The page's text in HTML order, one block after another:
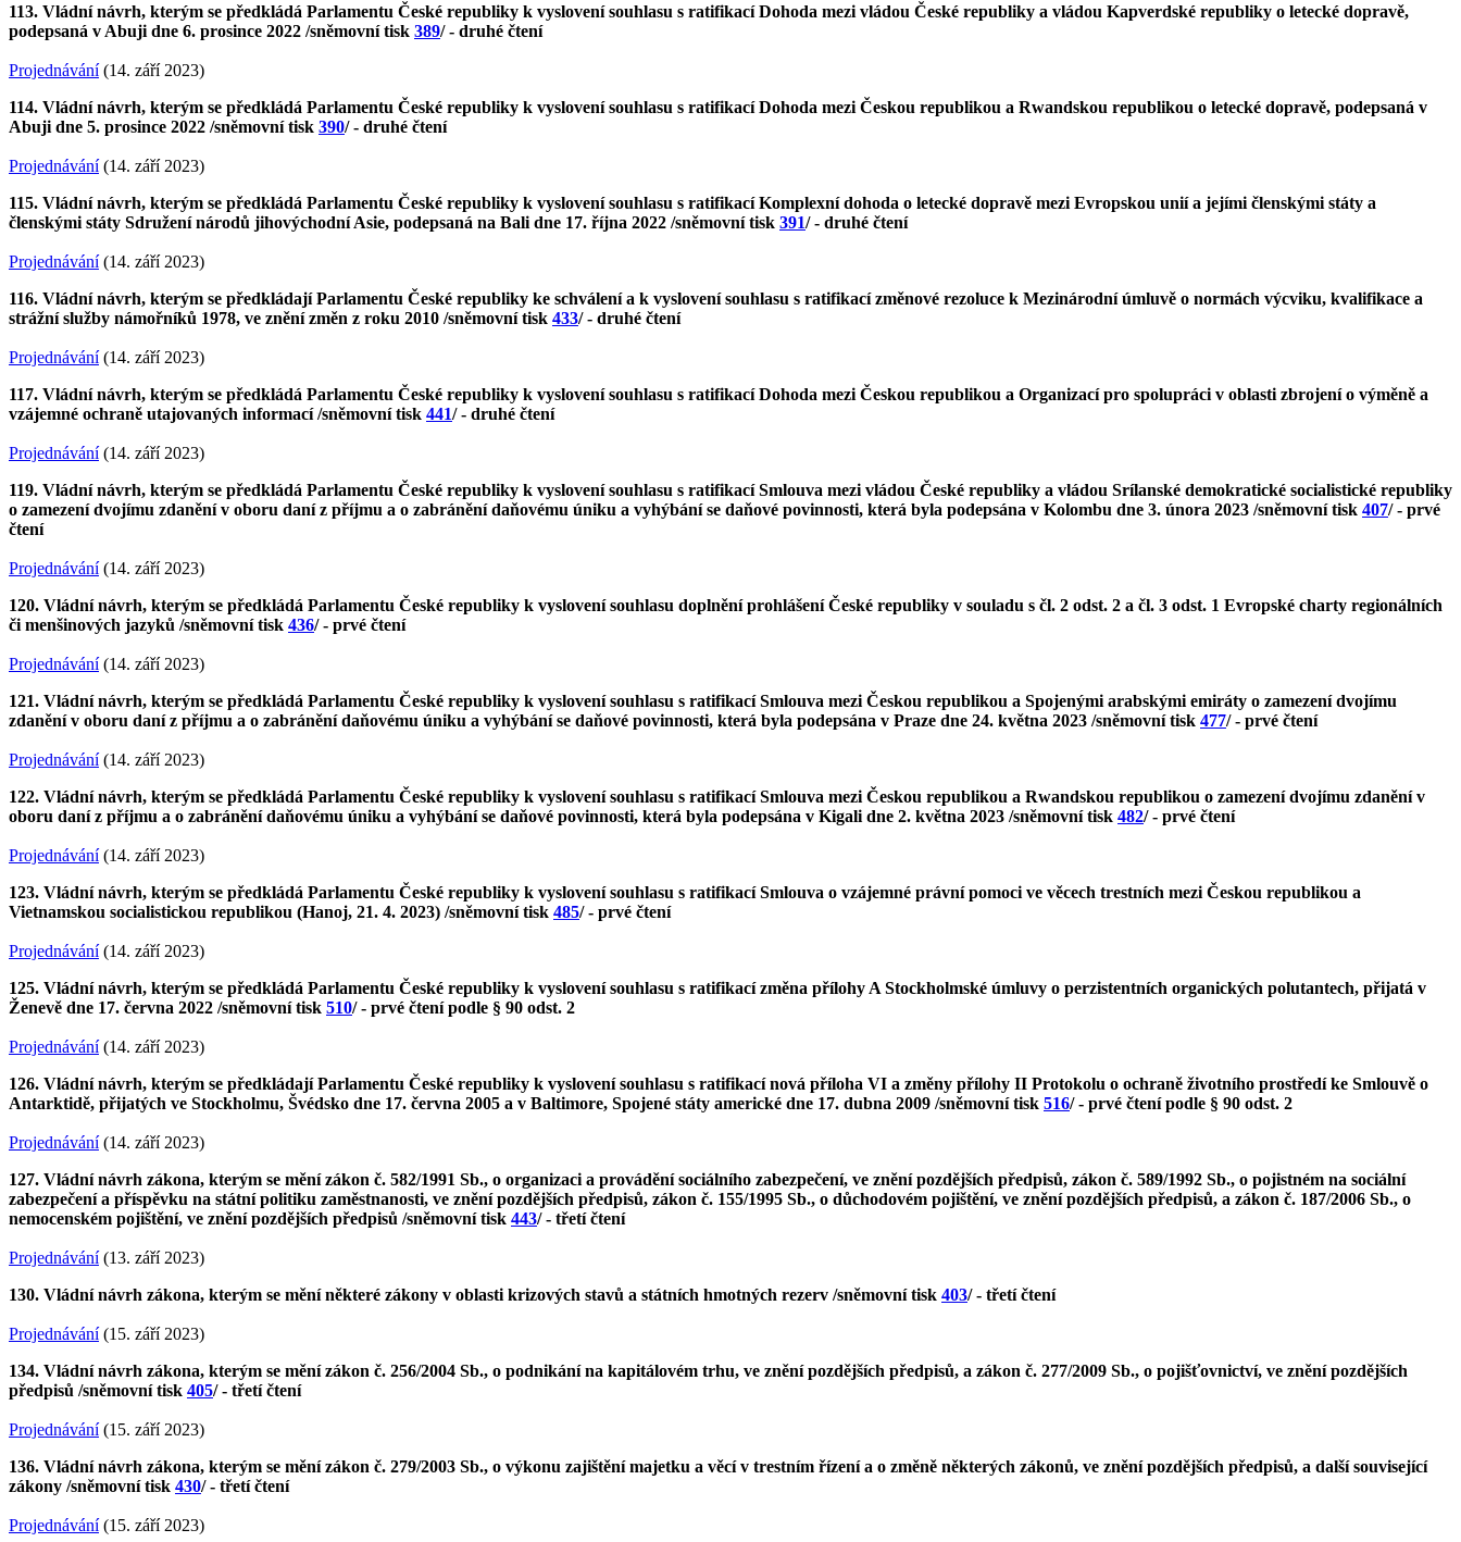
113. Vládní návrh, kterým se předkládá Parlamentu České republiky k vyslovení souhlasu s ratifikací Dohoda mezi vládou České republiky a vládou Kapverdské republiky o letecké dopravě,
podepsaná v Abuji dne 6. prosince 2022 /sněmovní tisk 389/ - druhé čtení
Projednávání(14. září 2023)
114. Vládní návrh, kterým se předkládá Parlamentu České republiky k vyslovení souhlasu s ratifikací Dohoda mezi Českou republikou a Rwandskou republikou o letecké dopravě, podepsaná v
Abuji dne 5. prosince 2022 /sněmovní tisk 390/ - druhé čtení
Projednávání(14. září 2023)
115. Vládní návrh, kterým se předkládá Parlamentu České republiky k vyslovení souhlasu s ratifikací Komplexní dohoda o letecké dopravě mezi Evropskou unií a jejími členskými státy a
členskými státy Sdružení národů jihovýchodní Asie, podepsaná na Bali dne 17. října 2022 /sněmovní tisk 391/ - druhé čtení
Projednávání(14. září 2023)
116. Vládní návrh, kterým se předkládají Parlamentu České republiky ke schválení a k vyslovení souhlasu s ratifikací změnové rezoluce k Mezinárodní úmluvě o normách výcviku, kvalifikace a
strážní služby námořníků 1978, ve znění změn z roku 2010 /sněmovní tisk 433/ - druhé čtení
Projednávání(14. září 2023)
117. Vládní návrh, kterým se předkládá Parlamentu České republiky k vyslovení souhlasu s ratifikací Dohoda mezi Českou republikou a Organizací pro spolupráci v oblasti zbrojení o výměně a
vzájemné ochraně utajovaných informací /sněmovní tisk 441/ - druhé čtení
Projednávání(14. září 2023)
119. Vládní návrh, kterým se předkládá Parlamentu České republiky k vyslovení souhlasu s ratifikací Smlouva mezi vládou České republiky a vládou Srílanské demokratické socialistické republiky
o zamezení dvojímu zdanění v oboru daní z příjmu a o zabránění daňovému úniku a vyhýbání se daňové povinnosti, která byla podepsána v Kolombu dne 3. února 2023 /sněmovní tisk 407/ - prvé
čtení
Projednávání(14. září 2023)
120. Vládní návrh, kterým se předkládá Parlamentu České republiky k vyslovení souhlasu doplnění prohlášení České republiky v souladu s čl. 2 odst. 2 a čl. 3 odst. 1 Evropské charty regionálních
či menšinových jazyků /sněmovní tisk 436/ - prvé čtení
Projednávání(14. září 2023)
121. Vládní návrh, kterým se předkládá Parlamentu České republiky k vyslovení souhlasu s ratifikací Smlouva mezi Českou republikou a Spojenými arabskými emiráty o zamezení dvojímu
zdanění v oboru daní z příjmu a o zabránění daňovému úniku a vyhýbání se daňové povinnosti, která byla podepsána v Praze dne 24. května 2023 /sněmovní tisk 477/ - prvé čtení
Projednávání(14. září 2023)
122. Vládní návrh, kterým se předkládá Parlamentu České republiky k vyslovení souhlasu s ratifikací Smlouva mezi Českou republikou a Rwandskou republikou o zamezení dvojímu zdanění v
oboru daní z příjmu a o zabránění daňovému úniku a vyhýbání se daňové povinnosti, která byla podepsána v Kigali dne 2. května 2023 /sněmovní tisk 482/ - prvé čtení
Projednávání(14. září 2023)
123. Vládní návrh, kterým se předkládá Parlamentu České republiky k vyslovení souhlasu s ratifikací Smlouva o vzájemné právní pomoci ve věcech trestních mezi Českou republikou a
Vietnamskou socialistickou republikou (Hanoj, 21. 4. 2023) /sněmovní tisk 485/ - prvé čtení
Projednávání(14. září 2023)
125. Vládní návrh, kterým se předkládá Parlamentu České republiky k vyslovení souhlasu s ratifikací změna přílohy A Stockholmské úmluvy o perzistentních organických polutantech, přijatá v
Ženevě dne 17. června 2022 /sněmovní tisk 510/ - prvé čtení podle § 90 odst. 2
Projednávání(14. září 2023)
126. Vládní návrh, kterým se předkládají Parlamentu České republiky k vyslovení souhlasu s ratifikací nová příloha VI a změny přílohy II Protokolu o ochraně životního prostředí ke Smlouvě o
Antarktidě, přijatých ve Stockholmu, Švédsko dne 17. června 2005 a v Baltimore, Spojené státy americké dne 17. dubna 2009 /sněmovní tisk 516/ - prvé čtení podle § 90 odst. 2
Projednávání(14. září 2023)
127. Vládní návrh zákona, kterým se mění zákon č. 582/1991 Sb., o organizaci a provádění sociálního zabezpečení, ve znění pozdějších předpisů, zákon č. 589/1992 Sb., o pojistném na sociální
zabezpečení a příspěvku na státní politiku zaměstnanosti, ve znění pozdějších předpisů, zákon č. 155/1995 Sb., o důchodovém pojištění, ve znění pozdějších předpisů, a zákon č. 187/2006 Sb., o
nemocenském pojištění, ve znění pozdějších předpisů /sněmovní tisk 443/ - třetí čtení
Projednávání(13. září 2023)
130. Vládní návrh zákona, kterým se mění některé zákony v oblasti krizových stavů a státních hmotných rezerv /sněmovní tisk 403/ - třetí čtení
Projednávání(15. září 2023)
134. Vládní návrh zákona, kterým se mění zákon č. 256/2004 Sb., o podnikání na kapitálovém trhu, ve znění pozdějších předpisů, a zákon č. 277/2009 Sb., o pojišťovnictví, ve znění pozdějších
předpisů /sněmovní tisk 405/ - třetí čtení
Projednávání(15. září 2023)
136. Vládní návrh zákona, kterým se mění zákon č. 279/2003 Sb., o výkonu zajištění majetku a věcí v trestním řízení a o změně některých zákonů, ve znění pozdějších předpisů, a další související
zákony /sněmovní tisk 430/ - třetí čtení
Projednávání(15. září 2023)